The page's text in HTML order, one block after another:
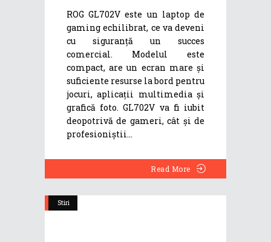
ROG GL702V este un laptop de
gaming echilibrat, ce va deveni
cu siguranță un succes
comercial. Modelul este
compact, are un ecran mare și
suficiente resurse la bord pentru
jocuri, aplicații multimedia și
grafică foto. GL702V va fi iubit
deopotrivă de gameri, cât și de
profesioniștii
Read More
Stiri